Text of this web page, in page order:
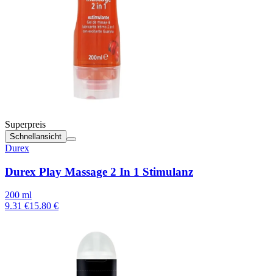
Superpreis
Schnellansicht
Durex
Durex Play Massage 2 In 1 Stimulanz
200 ml
9.31 €15.80 €